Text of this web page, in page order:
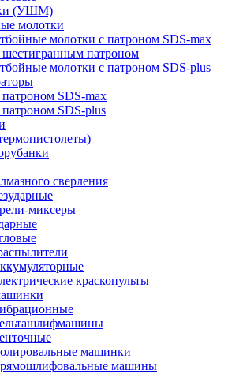
(УШМ)
молотки
молотки с патроном SDS-max
патроном
молотки с патроном SDS-plus
SDS-max
SDS-plus
сверления
миксеры
краскопульты
машинки
машины